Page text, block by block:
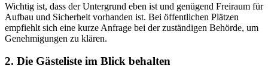
Wichtig ist, dass der Untergrund eben ist und genügend Freiraum für
Aufbau und Sicherheit vorhanden ist. Bei öffentlichen Plätzen
empfiehlt sich eine kurze Anfrage bei der zuständigen Behörde, um
Genehmigungen zu klären.
2. Die Gästeliste im Blick behalten